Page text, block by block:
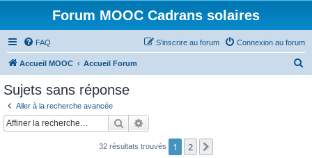
Forum MOOC Cadrans solaires
FAQ Connexion au forum
S’inscrire au forum
Accueil MOOC Accueil Forum
Sujets sans réponse
Aller à la recherche avancée
Rechercher
32 résultats trouvés 1 2